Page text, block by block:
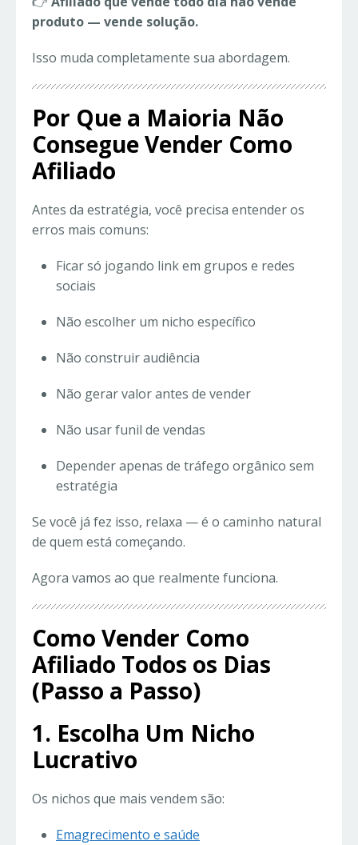
produto — vende solução.
Isso muda completamente sua abordagem.
Por Que a Maioria Não
Consegue Vender Como
Afiliado
Antes da estratégia, você precisa entender os
erros mais comuns:
Ficar só jogando link em grupos e redes
sociais
Não escolher um nicho específico
Não construir audiência
Não gerar valor antes de vender
Não usar funil de vendas
Depender apenas de tráfego orgânico sem
estratégia
Se você já fez isso, relaxa — é o caminho natural
de quem está começando.
Agora vamos ao que realmente funciona.
Como Vender Como
Afiliado Todos os Dias
(Passo a Passo)
1. Escolha Um Nicho
Lucrativo
Os nichos que mais vendem são:
Emagrecimento e saúde